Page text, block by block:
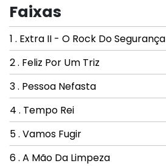
Faixas
1 . Extra II - O Rock Do Segurança
2 . Feliz Por Um Triz
3 . Pessoa Nefasta
4 . Tempo Rei
5 . Vamos Fugir
6 . A Mão Da Limpeza